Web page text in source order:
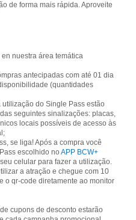
de forma mais rápida. Aproveite
nuestra área temática
antecipadas com até 01 dia
(quantidades
do Single Pass estão
seguintes sinalizações: placas,
locais possíveis de acesso às
se liga! Após a compra você
escolhido no APP BCW+
celular para fazer a utilização.
a atração e chegue com 10
o qr-code diretamente ao monitor
cupons de desconto estarão